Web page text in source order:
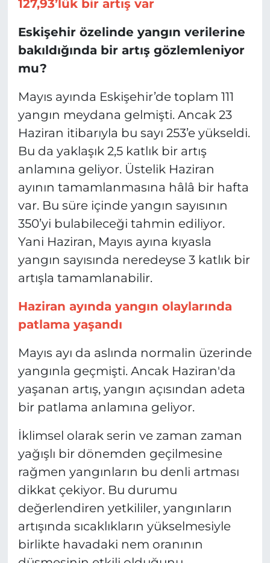
127,93’lük bir artış var
Eskişehir özelinde yangın verilerine
bakıldığında bir artış gözlemleniyor
mu?
Mayıs ayında Eskişehir’de toplam 111
yangın meydana gelmişti. Ancak 23
Haziran itibarıyla bu sayı 253’e yükseldi.
Bu da yaklaşık 2,5 katlık bir artış
anlamına geliyor. Üstelik Haziran
ayının tamamlanmasına hâlâ bir hafta
var. Bu süre içinde yangın sayısının
350’yi bulabileceği tahmin ediliyor.
Yani Haziran, Mayıs ayına kıyasla
yangın sayısında neredeyse 3 katlık bir
artışla tamamlanabilir.
Haziran ayında yangın olaylarında
patlama yaşandı
Mayıs ayı da aslında normalin üzerinde
yangınla geçmişti. Ancak Haziran'da
yaşanan artış, yangın açısından adeta
bir patlama anlamına geliyor.
İklimsel olarak serin ve zaman zaman
yağışlı bir dönemden geçilmesine
rağmen yangınların bu denli artması
dikkat çekiyor. Bu durumu
değerlendiren yetkililer, yangınların
artışında sıcaklıkların yükselmesiyle
birlikte havadaki nem oranının